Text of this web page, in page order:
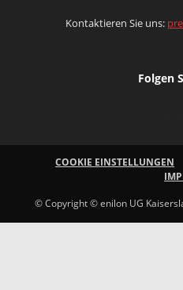
Kontaktieren Sie uns:
Folgen
COOKIE EINSTELLUNGEN
© Copyright © enilon UG